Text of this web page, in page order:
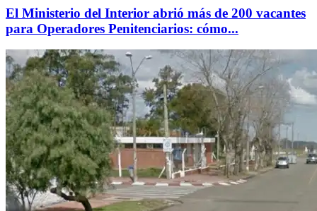
El Ministerio del Interior abrió más de 200 vacantes
para Operadores Penitenciarios: cómo...